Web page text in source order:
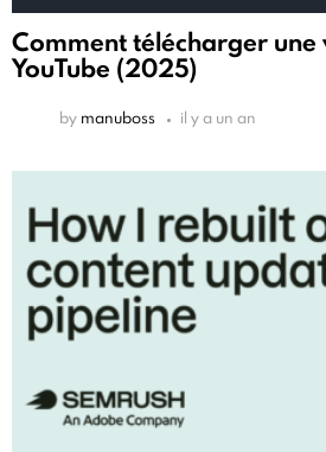
Comment télécharger une
YouTube (2025)
by manuboss il y a un an